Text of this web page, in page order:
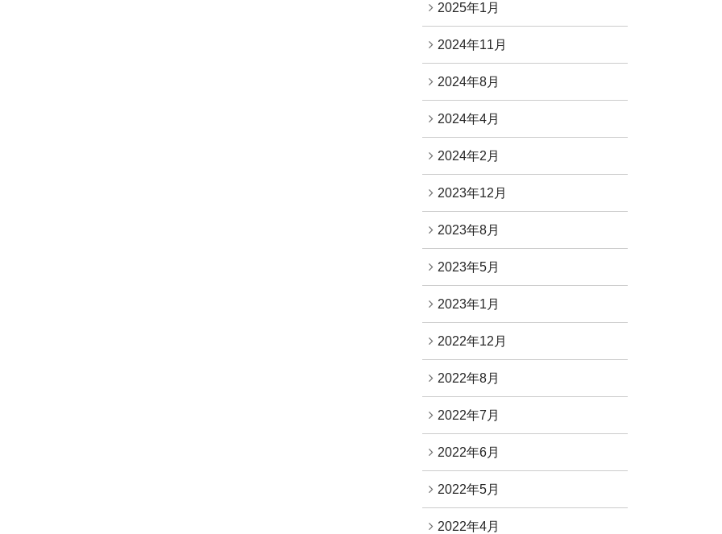
2025年1月
2024年11月
2024年8月
2024年4月
2024年2月
2023年12月
2023年8月
2023年5月
2023年1月
2022年12月
2022年8月
2022年7月
2022年6月
2022年5月
2022年4月